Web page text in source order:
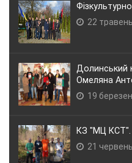
22
Долинський
Омеляна
19
КЗ "МЦ КСТ".
21